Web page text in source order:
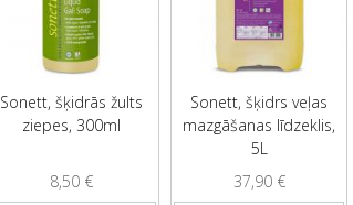
Sonett, šķidrās žults
ziepes, 300ml
8,50 €
Sonett, šķidrs veļas
mazgāšanas līdzeklis,
5L
37,90 €